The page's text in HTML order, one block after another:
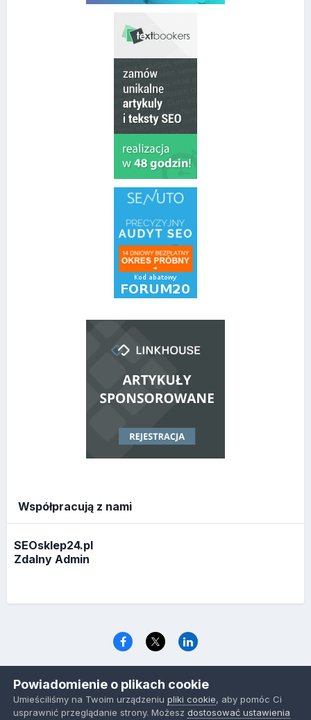
Współpracują z nami
SEOsklep24.pl
Zdalny Admin
www.optymalizacja.com
Powered by Invision Community
Powiadomienie o plikach cookie
Umieściliśmy na Twoim urządzeniupliki cookie, aby pomóc Ci
usprawnić przeglądanie strony. Możeszdostosować ustawienia